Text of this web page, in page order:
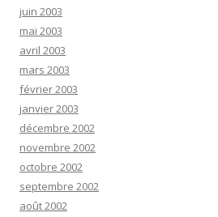
juin 2003
mai 2003
avril 2003
mars 2003
février 2003
janvier 2003
décembre 2002
novembre 2002
octobre 2002
septembre 2002
août 2002